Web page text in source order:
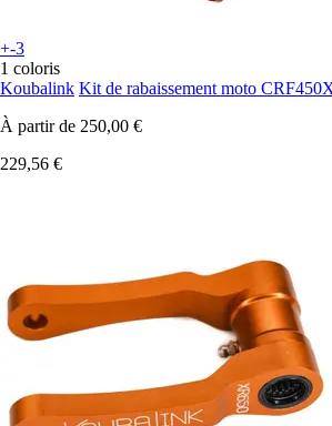
+-3
1 coloris
Koubalink Kit de rabaissement moto
À partir de 250,00 €
229,56 €